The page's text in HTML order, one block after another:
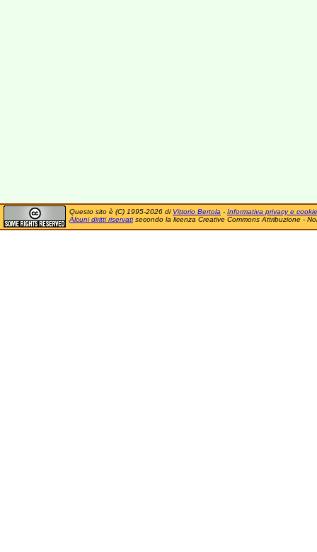
Questo sito è (C) 1995-2026 di Vittorio Bertola - Informativa privacy e cookie
Alcuni diritti riservatisecondo la licenza Creative Commons Attribuzione -